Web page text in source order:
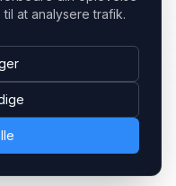
at analysere trafik.